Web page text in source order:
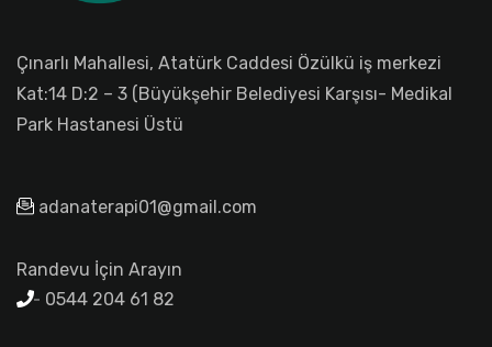
Çınarlı Mahallesi, Atatürk Caddesi Özülkü iş merkezi
Kat:14 D:2 – 3 (Büyükşehir Belediyesi Karşısı- Medikal
Park Hastanesi Üstü
adanaterapi01@gmail.com
Randevu İçin Arayın
0544 204 61 82